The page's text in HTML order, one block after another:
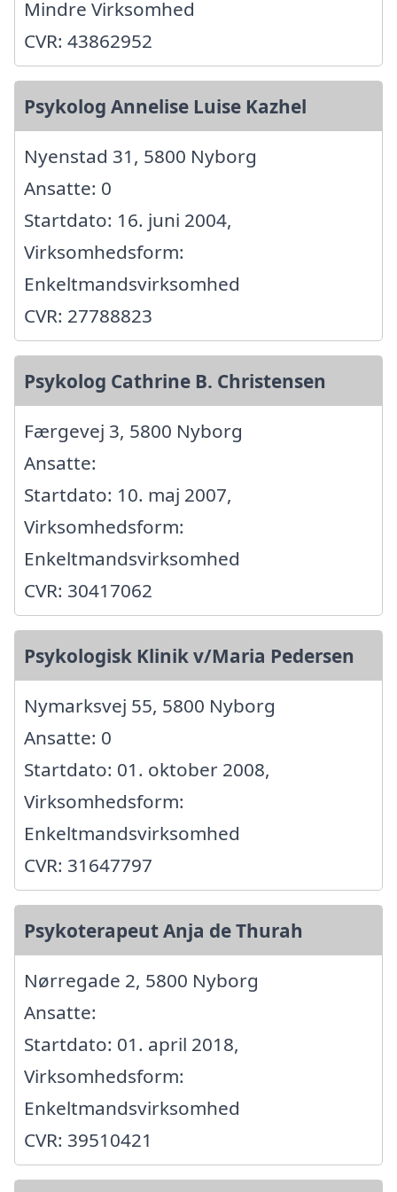
Mindre Virksomhed
CVR: 43862952
Psykolog Annelise Luise Kazhel
Nyenstad 31, 5800 Nyborg
Ansatte: 0
Startdato: 16. juni 2004,
Virksomhedsform:
Enkeltmandsvirksomhed
CVR: 27788823
Psykolog Cathrine B. Christensen
Færgevej 3, 5800 Nyborg
Ansatte:
Startdato: 10. maj 2007,
Virksomhedsform:
Enkeltmandsvirksomhed
CVR: 30417062
Psykologisk Klinik v/Maria Pedersen
Nymarksvej 55, 5800 Nyborg
Ansatte: 0
Startdato: 01. oktober 2008,
Virksomhedsform:
Enkeltmandsvirksomhed
CVR: 31647797
Psykoterapeut Anja de Thurah
Nørregade 2, 5800 Nyborg
Ansatte:
Startdato: 01. april 2018,
Virksomhedsform:
Enkeltmandsvirksomhed
CVR: 39510421